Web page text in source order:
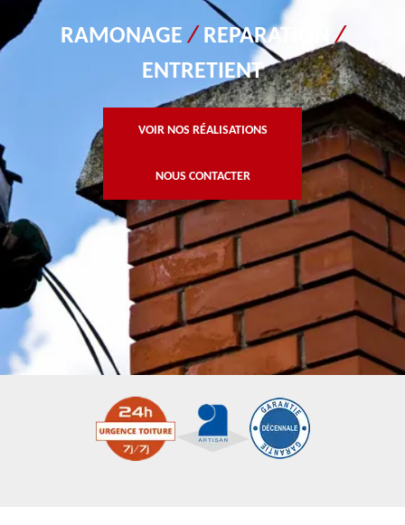
RAMONAGE/ REPARATION/
ENTRETIENT
VOIR NOS RÉALISATIONS
NOUS CONTACTER